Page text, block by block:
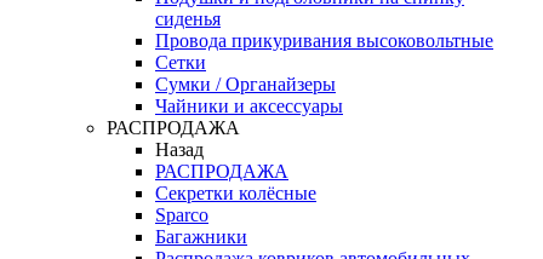
сиденья
Провода прикуривания высоковольтные
Сетки
Сумки / Органайзеры
Чайники и аксессуары
РАСПРОДАЖА
Назад
РАСПРОДАЖА
Секретки колёсные
Sparco
Багажники